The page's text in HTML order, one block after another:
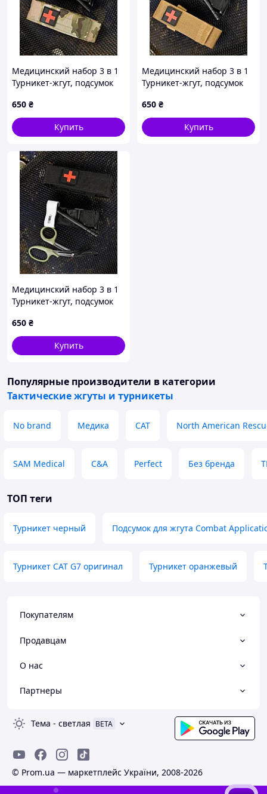
Медицинский набор 3 в 1
Турникет-жгут, подсумок
тактические медицинские
ножницы EMT мультикам
ВТ5407
650 ₴
Купить
Медицинский набор 3 в 1
Турникет-жгут, подсумок
тактические медицинские
ножницы EMT койот
ВТ5410
650 ₴
Купить
Медицинский набор 3 в 1
Турникет-жгут, подсумок
тактические медицинские
ножницы EMT черный
ВТ5408
650 ₴
Купить
Популярные производители в категории
Тактические жгуты и турникеты
No brand Медика CAT North American
SAM Medical C&A Perfect Без бренда
ТОП теги
Турникет черный Подсумок для жгута Combat
Турникет CAT G7 оригинал Турникет оранжевый
Покупателям
Продавцам
О нас
Партнеры
Тема - светлая BETA
© Prom.ua — маркетплейс України, 2008-2026